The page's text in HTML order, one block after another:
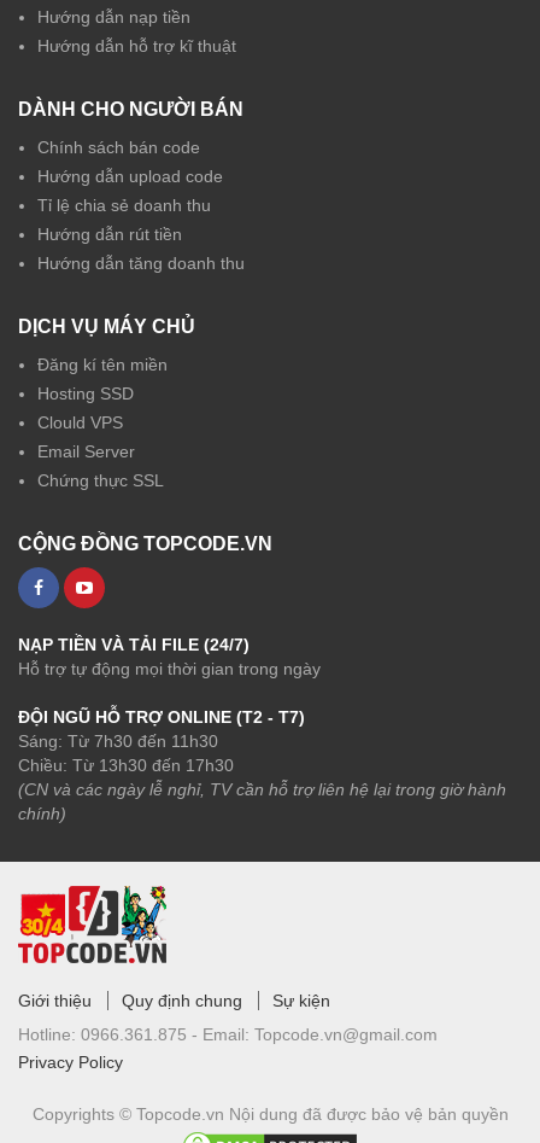
Hướng dẫn nạp tiền
Hướng dẫn hỗ trợ kĩ thuật
DÀNH CHO NGƯỜI BÁN
Chính sách bán code
Hướng dẫn upload code
Tỉ lệ chia sẻ doanh thu
Hướng dẫn rút tiền
Hướng dẫn tăng doanh thu
DỊCH VỤ MÁY CHỦ
Đăng kí tên miền
Hosting SSD
Clould VPS
Email Server
Chứng thực SSL
CỘNG ĐỒNG TOPCODE.VN
NẠP TIỀN VÀ TẢI FILE (24/7)
Hỗ trợ tự động mọi thời gian trong ngày
ĐỘI NGŨ HỖ TRỢ ONLINE (T2 - T7)
Sáng: Từ 7h30 đến 11h30
Chiều: Từ 13h30 đến 17h30
(CN và các ngày lễ nghỉ, TV cần hỗ trợ liên hệ lại trong giờ hành
chính)
Giới thiệu Quy định chung
Sự kiện
Hotline: 0966.361.875 - Email: Topcode.vn@gmail.com
Privacy Policy
Copyrights © Topcode.vn Nội dung đã được bảo vệ bản quyền